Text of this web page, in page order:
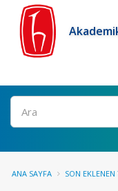
Ara
ANA SAYFA SON